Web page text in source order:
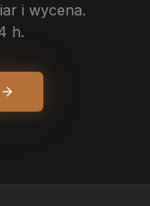
i wycena.
h.